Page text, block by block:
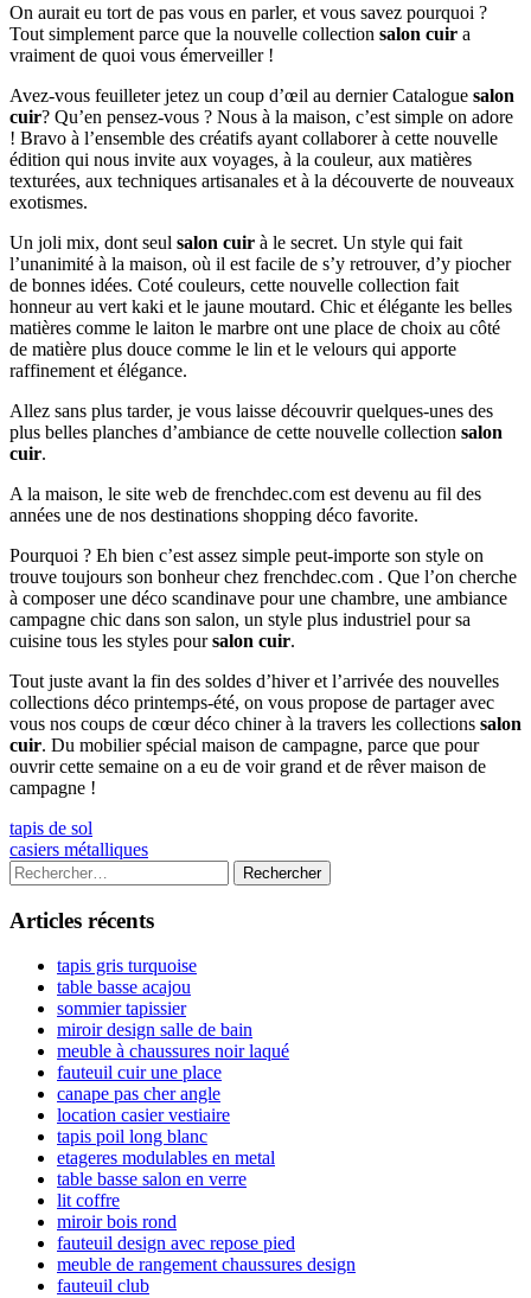
On aurait eu tort de pas vous en parler, et vous savez pourquoi ?
Tout simplement parce que la nouvelle collection salon cuir a
vraiment de quoi vous émerveiller !
Avez-vous feuilleter jetez un coup d’œil au dernier Catalogue salon
cuir? Qu’en pensez-vous ? Nous à la maison, c’est simple on adore
! Bravo à l’ensemble des créatifs ayant collaborer à cette nouvelle
édition qui nous invite aux voyages, à la couleur, aux matières
texturées, aux techniques artisanales et à la découverte de nouveaux
exotismes.
Un joli mix, dont seul salon cuir à le secret. Un style qui fait
l’unanimité à la maison, où il est facile de s’y retrouver, d’y piocher
de bonnes idées. Coté couleurs, cette nouvelle collection fait
honneur au vert kaki et le jaune moutard. Chic et élégante les belles
matières comme le laiton le marbre ont une place de choix au côté
de matière plus douce comme le lin et le velours qui apporte
raffinement et élégance.
Allez sans plus tarder, je vous laisse découvrir quelques-unes des
plus belles planches d’ambiance de cette nouvelle collection salon
cuir.
A la maison, le site web de frenchdec.com est devenu au fil des
années une de nos destinations shopping déco favorite.
Pourquoi ? Eh bien c’est assez simple peut-importe son style on
trouve toujours son bonheur chez frenchdec.com . Que l’on cherche
à composer une déco scandinave pour une chambre, une ambiance
campagne chic dans son salon, un style plus industriel pour sa
cuisine tous les styles poursalon cuir.
Tout juste avant la fin des soldes d’hiver et l’arrivée des nouvelles
collections déco printemps-été, on vous propose de partager avec
vous nos coups de cœur déco chiner à la travers les collections salon
cuir. Du mobilier spécial maison de campagne, parce que pour
ouvrir cette semaine on a eu de voir grand et de rêver maison de
campagne !
Navigation
de
l’article
Previous
article:
tapis de sol
Next
article:
casiers métalliques
Colonne
latérale
principale
Rechercher :
Articles récents
tapis gris turquoise
table basse acajou
sommier tapissier
miroir design salle de bain
meuble à chaussures noir laqué
fauteuil cuir une place
canape pas cher angle
location casier vestiaire
tapis poil long blanc
etageres modulables en metal
table basse salon en verre
lit coffre
miroir bois rond
fauteuil design avec repose pied
meuble de rangement chaussures design
fauteuil club